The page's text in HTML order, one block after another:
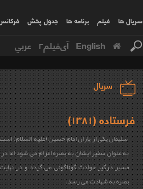
سریال ها فیلم برنامه ها جدول پخش
English آی‌فیلم۲ عربي
سریال
فرستاده (۱۳۸۱)
سلیمان یکی از یاران امام حسین (علیه السلام)
به عنوان سفیر ایشان به بصره اعزام می شود اما
مسیر درگیر حوادث گوناگونی می گردد و در
بصره به شهادت می رسد.